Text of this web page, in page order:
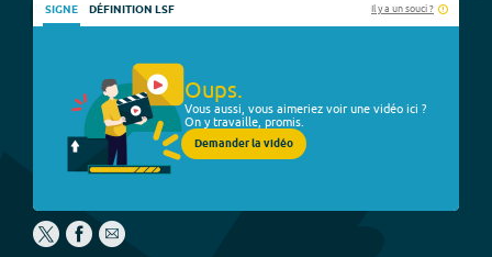
SIGNE DÉFINITION LSF Il y a un souci ?
Oups.
Vous aussi, vous aimeriez voir une vidéo ici ?
On y travaille, promis.
Demander la vidéo